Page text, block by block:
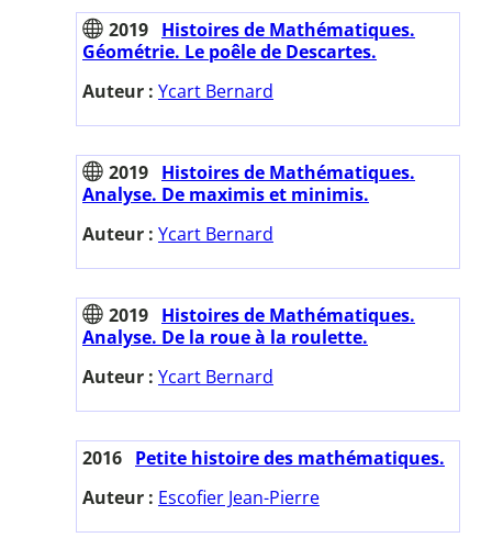
2019 Histoires de Mathématiques.
Géométrie. Le poêle de Descartes.
Auteur : Ycart Bernard
2019 Histoires de Mathématiques.
Analyse. De maximis et minimis.
Auteur : Ycart Bernard
2019 Histoires de Mathématiques.
Analyse. De la roue à la roulette.
Auteur : Ycart Bernard
2016 Petite histoire des mathématiques.
Auteur : Escofier Jean-Pierre